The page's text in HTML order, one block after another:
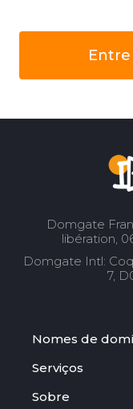
Domgate
libération,
Domgate Intl:
7,
Nomes de
Serviços
Sobre